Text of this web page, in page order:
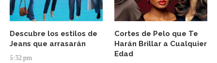
Descubre los estilos de
Jeans que arrasarán
5:32 pm
Cortes de Pelo que Te
Harán Brillar a Cualquier
Edad